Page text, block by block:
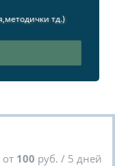
тд.)
от 100 руб. / 5 дней